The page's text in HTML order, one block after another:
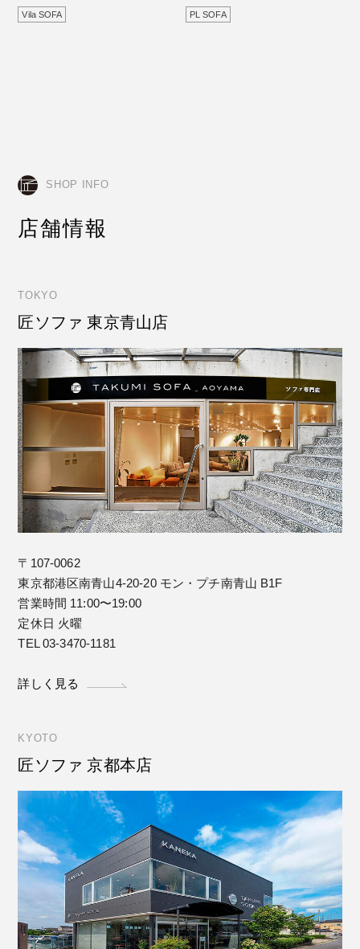
Vila SOFA PL SOFA
SHOP INFO
店舗情報
TOKYO
匠ソファ 東京青山店
〒107-0062
東京都港区南青山4-20-20 モン・プチ南青山 B1F
営業時間 11:00〜19:00
定休日 火曜
TEL 03-3470-1181
詳しく見る
KYOTO
匠ソファ 京都本店